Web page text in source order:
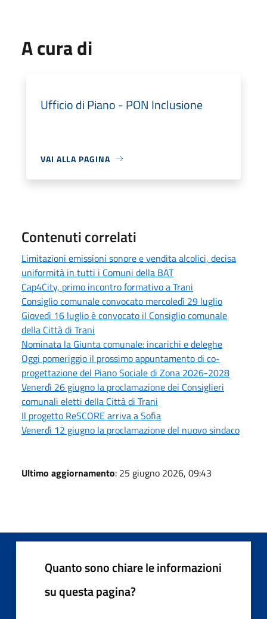
A cura di
Ufficio di Piano - PON Inclusione
VAI ALLA PAGINA
Contenuti correlati
Limitazioni emissioni sonore e vendita alcolici, decisa
uniformità in tutti i Comuni della BAT
Cap4City, primo incontro formativo a Trani
Consiglio comunale convocato mercoledì 29 luglio
Giovedì 16 luglio è convocato il Consiglio comunale
della Città di Trani
Nominata la Giunta comunale: incarichi e deleghe
Oggi pomeriggio il prossimo appuntamento di co-
progettazione del Piano Sociale di Zona 2026-2028
Venerdì 26 giugno la proclamazione dei Consiglieri
comunali eletti della Città di Trani
Il progetto ReSCORE arriva a Sofia
Venerdì 12 giugno la proclamazione del nuovo sindaco
Ultimo aggiornamento: 25 giugno 2026, 09:43
Quanto sono chiare le informazioni
su questa pagina?